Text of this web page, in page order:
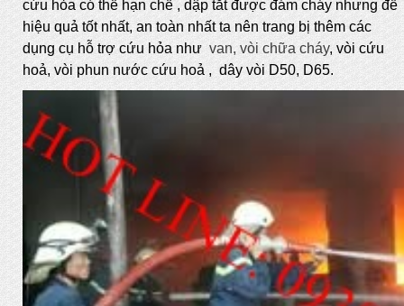
cứu hỏa có thể hạn chế , dập tắt được đám cháy nhưng để
hiệu quả tốt nhất, an toàn nhất ta nên trang bị thêm các
dụng cụ hỗ trợ cứu hỏa như van, vòi chữa cháy, vòi cứu
hoả, vòi phun nước cứu hoả , dây vòi D50, D65.